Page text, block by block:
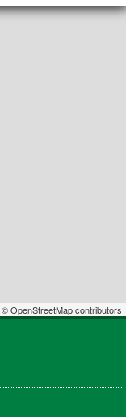
© OpenStreetMap contributors